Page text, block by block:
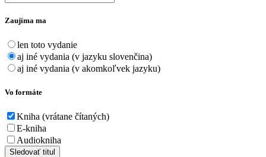
Zaujíma ma
len toto vydanie
aj iné vydania (v jazyku slovenčina)
aj iné vydania (v akomkoľvek jazyku)
Vo formáte
Kniha (vrátane čítaných)
E-kniha
Audiokniha
Sledovať titul